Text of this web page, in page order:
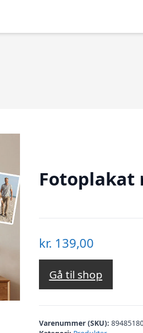
Fotoplakat
kr. 139,00
Gå til shop
Varenummer (SKU):